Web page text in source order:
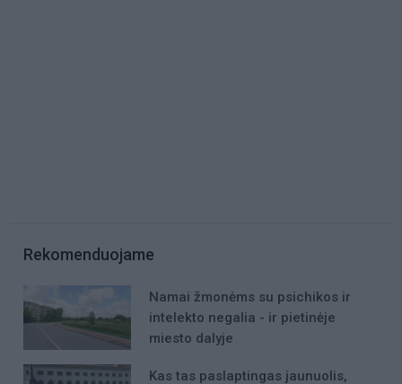
Rekomenduojame
Namai žmonėms su psichikos ir
intelekto negalia - ir pietinėje
miesto dalyje
Kas tas paslaptingas jaunuolis,